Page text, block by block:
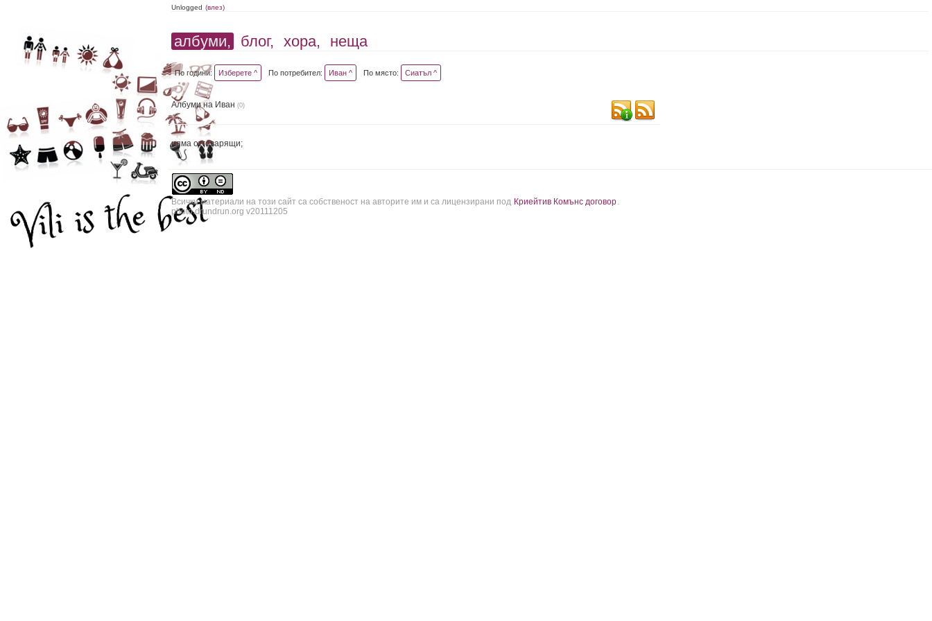
Unlogged (влез)
албуми, блог, хора, неща
По години: Изберете ^ По потребител: Иван ^ По място: Сиатъл ^
Албуми на Иван (0)
няма отговарящи;
Всички материали на този сайт са собственост на авторите им и са лицензирани под Криейтив Комънс договор.
photo.drundrun.org v20111205